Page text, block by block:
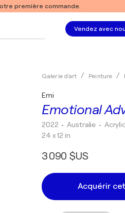
première commande.
Vendez avec
Galerie d'art Peinture
Emotional
Emi
2022 • Australie •
24 x 12 in
3 090 $US
Acquérir